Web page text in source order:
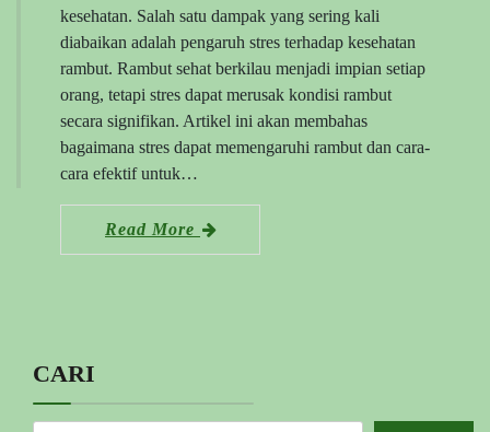
kesehatan. Salah satu dampak yang sering kali
diabaikan adalah pengaruh stres terhadap kesehatan
rambut. Rambut sehat berkilau menjadi impian setiap
orang, tetapi stres dapat merusak kondisi rambut
secara signifikan. Artikel ini akan membahas
bagaimana stres dapat memengaruhi rambut dan cara-
cara efektif untuk…
Read More
CARI